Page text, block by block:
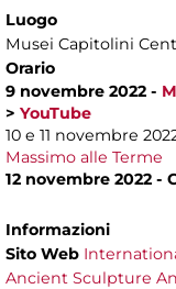
Luogo
Musei Capitolini
Orario
9 novembre 2022 -
> YouTube
10 e 11 novembre
Massimo alle Terme
12 novembre 2022 -
Informazioni
Sito Web
Ancient Sculpture